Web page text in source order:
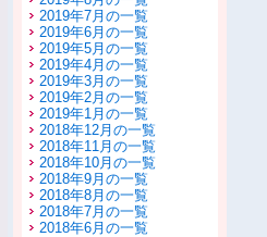
2019年7月の一覧
2019年6月の一覧
2019年5月の一覧
2019年4月の一覧
2019年3月の一覧
2019年2月の一覧
2019年1月の一覧
2018年12月の一覧
2018年11月の一覧
2018年10月の一覧
2018年9月の一覧
2018年8月の一覧
2018年7月の一覧
2018年6月の一覧